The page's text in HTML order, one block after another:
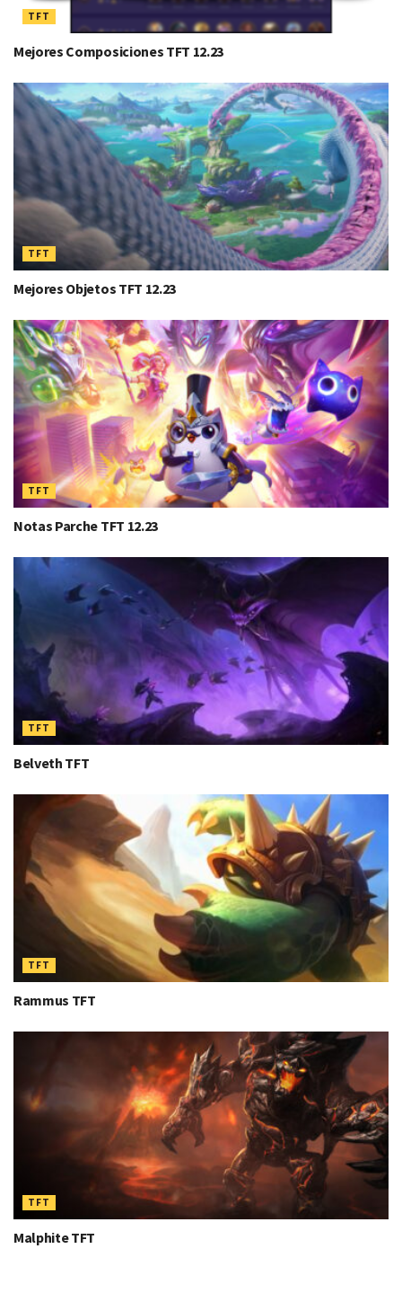
TFT
Mejores Composiciones TFT 12.23
TFT
Mejores Objetos TFT 12.23
TFT
Notas Parche TFT 12.23
TFT
Belveth TFT
TFT
Rammus TFT
TFT
Malphite TFT